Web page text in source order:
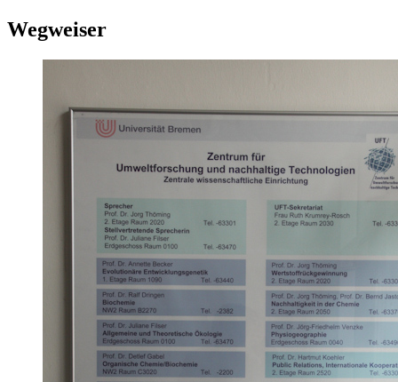
Wegweiser